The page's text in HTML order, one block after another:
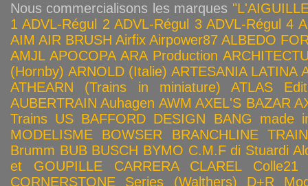
Nous commercialisons les marques
1 ADVL-Régul 2 ADVL-Régul 3 ADVL-Régul 4
AIM AIR BRUSH Airfix Airpower87 ALBEDO
AMJL APOCOPA ARA Production
(Hornby) ARNOLD (Italie) ARTESANIA LATINA
ATHEARN (Trains in miniature)
ATLAS
AUBERTRAIN Auhagen AWM AXEL'S BAZAR
Trains US BAFFORD DESIGN
BANG made
MODELISME
BOWSER
BRANCHLINE
Brumm BUB BUSCH BYMO C.M.F di Stuardi
et GOUPILLE
CARRERA CLAREL
Colle21
CORNERSTONE Series (Walthers)
D+R